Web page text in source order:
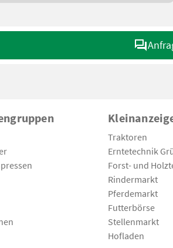
Traktoren
Erntetechnik
Forst- und
Rindermarkt
Pferdemarkt
Futterbörse
Stellenmarkt
Hofladen